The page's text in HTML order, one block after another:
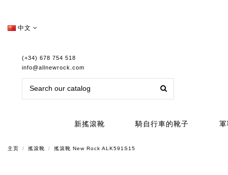
中文
(+34) 678 754 518
info@allnewrock.com
新搖滾靴 騎自行車的靴子
主页 搖滾靴 搖滾靴 New Rock ALK591S15